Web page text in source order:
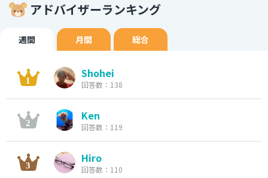
アドバイザーランキング
週間 月間 総合
Shohei
回答数：138
Ken
回答数：119
Hiro
回答数：110